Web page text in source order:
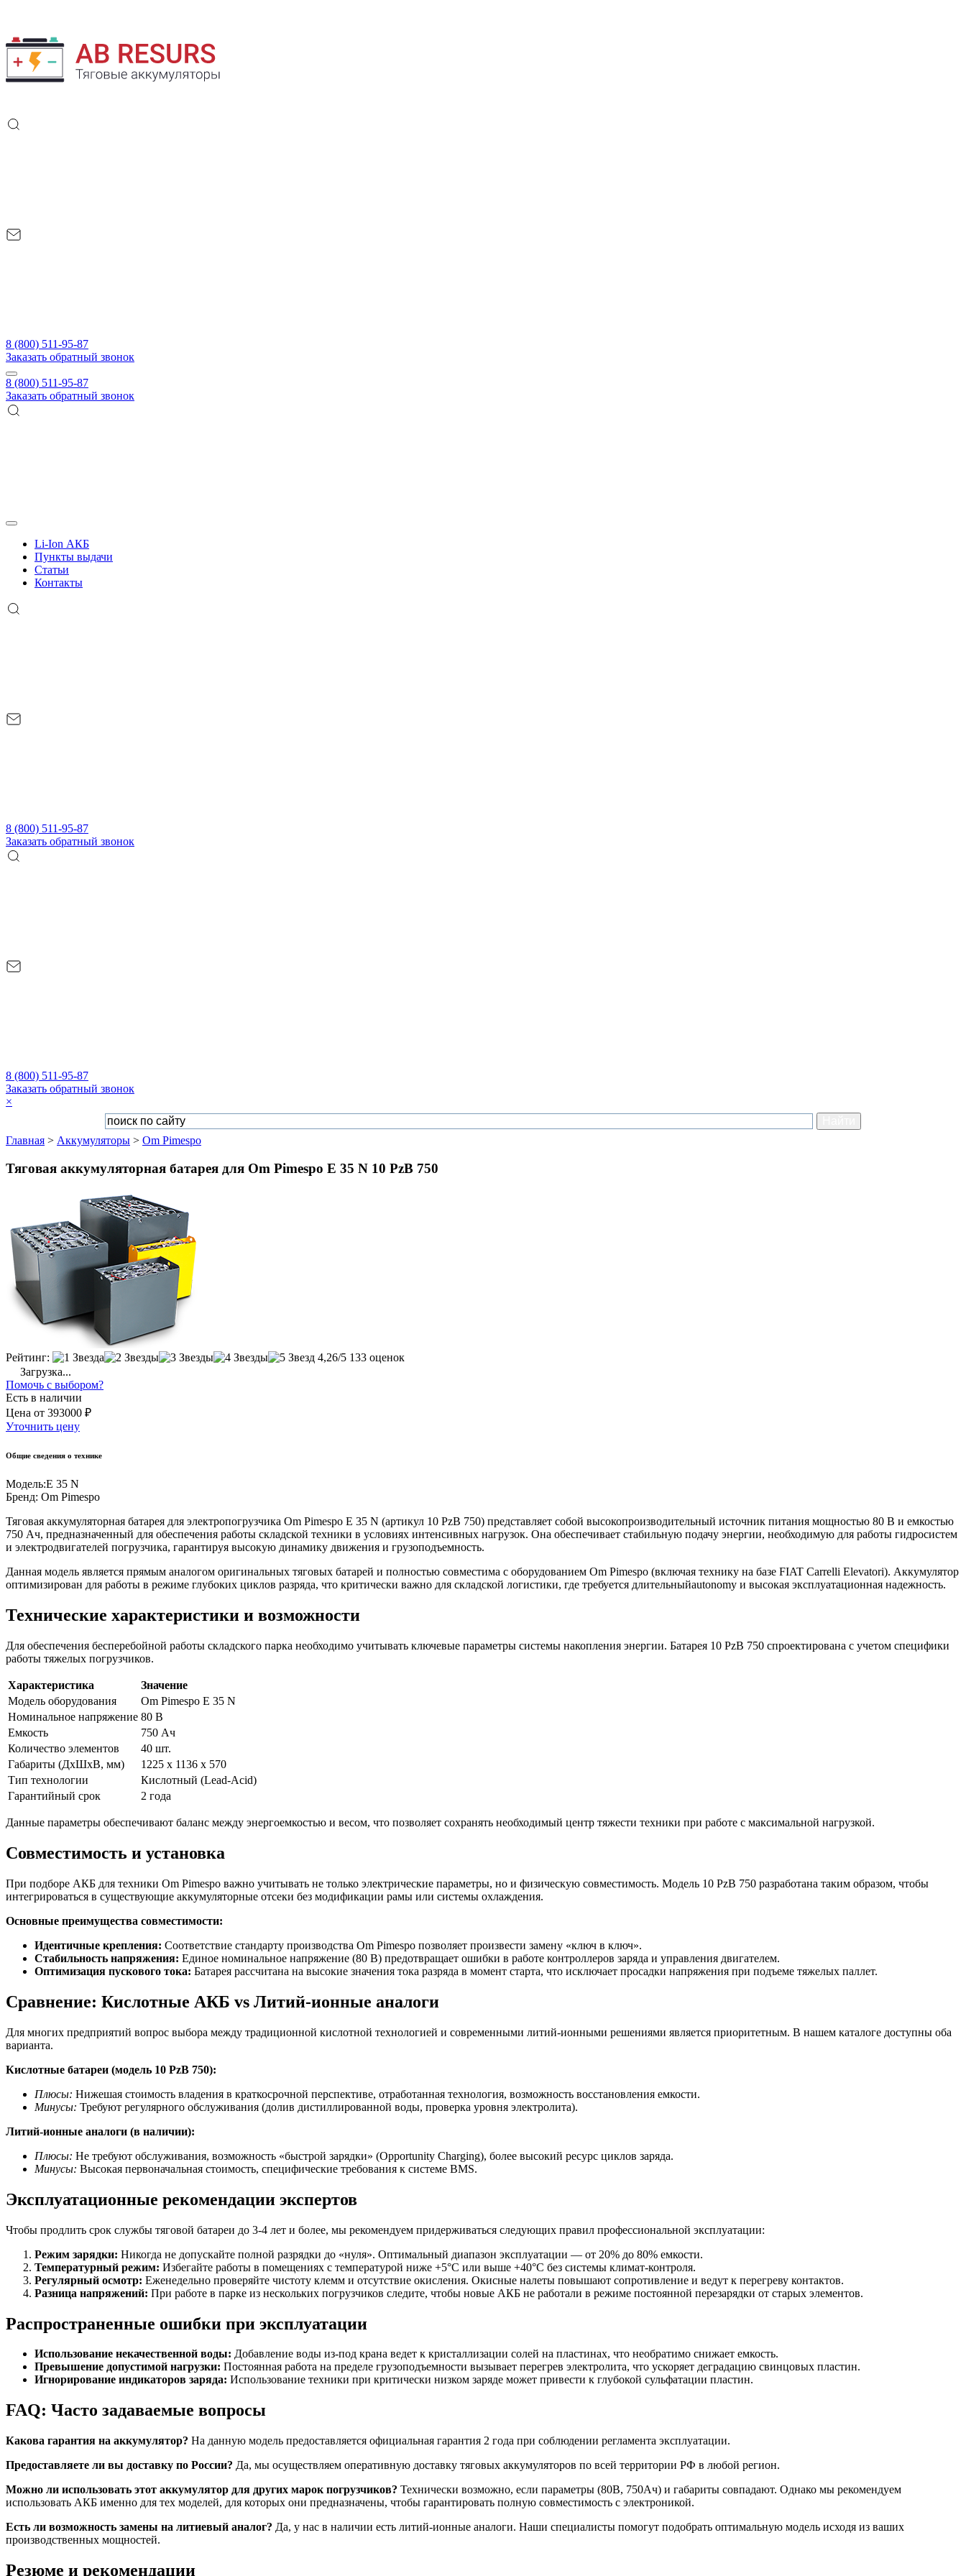
8 (800) 511-95-87
Заказать обратный звонок
8 (800) 511-95-87
Заказать обратный звонок
Li-Ion АКБ
Пункты выдачи
Статьи
Контакты
8 (800) 511-95-87
Заказать обратный звонок
8 (800) 511-95-87
Заказать обратный звонок
×
Главная > Аккумуляторы > Om Pimespo
Тяговая аккумуляторная батарея для Om Pimespo E 35 N 10 PzB 750
Рейтинг: 4,26/5 133 оценок
Загрузка...
Помочь с выбором?
Есть в наличии
Цена от 393000 ₽
Уточнить цену
Общие сведения о технике
Модель:E 35 N
Бренд: Om Pimespo
Тяговая аккумуляторная батарея для электропогрузчика Om Pimespo E 35 N (артикул 10 PzB 750) представляет собой высокопроизводительный источник питания мощностью 80 В и емкостью
750 Ач, предназначенный для обеспечения работы складской техники в условиях интенсивных нагрузок. Она обеспечивает стабильную подачу энергии, необходимую для работы гидросистем
и электродвигателей погрузчика, гарантируя высокую динамику движения и грузоподъемность.
Данная модель является прямым аналогом оригинальных тяговых батарей и полностью совместима с оборудованием Om Pimespo (включая технику на базе FIAT Carrelli Elevatori). Аккумулятор
оптимизирован для работы в режиме глубоких циклов разряда, что критически важно для складской логистики, где требуется длительныйautonomy и высокая эксплуатационная надежность.
Технические характеристики и возможности
Для обеспечения бесперебойной работы складского парка необходимо учитывать ключевые параметры системы накопления энергии. Батарея 10 PzB 750 спроектирована с учетом специфики
работы тяжелых погрузчиков.
Характеристика
Значение
Модель оборудования
Om Pimespo E 35 N
Номинальное напряжение 80 В
Емкость
750 Ач
Количество элементов
40 шт.
Габариты (ДхШхВ, мм)
1225 x 1136 x 570
Тип технологии
Кислотный (Lead-Acid)
Гарантийный срок
2 года
Данные параметры обеспечивают баланс между энергоемкостью и весом, что позволяет сохранять необходимый центр тяжести техники при работе с максимальной нагрузкой.
Совместимость и установка
При подборе АКБ для техники Om Pimespo важно учитывать не только электрические параметры, но и физическую совместимость. Модель 10 PzB 750 разработана таким образом, чтобы
интегрироваться в существующие аккумуляторные отсеки без модификации рамы или системы охлаждения.
Основные преимущества совместимости:
Идентичные крепления: Соответствие стандарту производства Om Pimespo позволяет произвести замену «ключ в ключ».
Стабильность напряжения: Единое номинальное напряжение (80 В) предотвращает ошибки в работе контроллеров заряда и управления двигателем.
Оптимизация пускового тока: Батарея рассчитана на высокие значения тока разряда в момент старта, что исключает просадки напряжения при подъеме тяжелых паллет.
Сравнение: Кислотные АКБ vs Литий-ионные аналоги
Для многих предприятий вопрос выбора между традиционной кислотной технологией и современными литий-ионными решениями является приоритетным. В нашем каталоге доступны оба
варианта.
Кислотные батареи (модель 10 PzB 750):
Плюсы: Нижешая стоимость владения в краткосрочной перспективе, отработанная технология, возможность восстановления емкости.
Минусы: Требуют регулярного обслуживания (долив дистиллированной воды, проверка уровня электролита).
Литий-ионные аналоги (в наличии):
Плюсы: Не требуют обслуживания, возможность «быстрой зарядки» (Opportunity Charging), более высокий ресурс циклов заряда.
Минусы: Высокая первоначальная стоимость, специфические требования к системе BMS.
Эксплуатационные рекомендации экспертов
Чтобы продлить срок службы тяговой батареи до 3-4 лет и более, мы рекомендуем придерживаться следующих правил профессиональной эксплуатации:
Режим зарядки: Никогда не допускайте полной разрядки до «нуля». Оптимальный диапазон эксплуатации — от 20% до 80% емкости.
Температурный режим: Избегайте работы в помещениях с температурой ниже +5°C или выше +40°C без системы климат-контроля.
Регулярный осмотр: Еженедельно проверяйте чистоту клемм и отсутствие окисления. Окисные налеты повышают сопротивление и ведут к перегреву контактов.
Разница напряжений: При работе в парке из нескольких погрузчиков следите, чтобы новые АКБ не работали в режиме постоянной перезарядки от старых элементов.
Распространенные ошибки при эксплуатации
Использование некачественной воды: Добавление воды из-под крана ведет к кристаллизации солей на пластинах, что необратимо снижает емкость.
Превышение допустимой нагрузки: Постоянная работа на пределе грузоподъемности вызывает перегрев электролита, что ускоряет деградацию свинцовых пластин.
Игнорирование индикаторов заряда: Использование техники при критически низком заряде может привести к глубокой сульфатации пластин.
FAQ: Часто задаваемые вопросы
Какова гарантия на аккумулятор? На данную модель предоставляется официальная гарантия 2 года при соблюдении регламента эксплуатации.
Предоставляете ли вы доставку по России? Да, мы осуществляем оперативную доставку тяговых аккумуляторов по всей территории РФ в любой регион.
Можно ли использовать этот аккумулятор для других марок погрузчиков? Технически возможно, если параметры (80В, 750Ач) и габариты совпадают. Однако мы рекомендуем
использовать АКБ именно для тех моделей, для которых они предназначены, чтобы гарантировать полную совместимость с электроникой.
Есть ли возможность замены на литиевый аналог? Да, у нас в наличии есть литий-ионные аналоги. Наши специалисты помогут подобрать оптимальную модель исходя из ваших
производственных мощностей.
Резюме и рекомендации